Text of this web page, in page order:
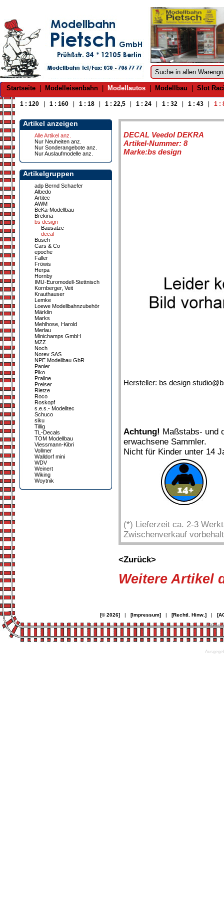
Startseite Modelleisenbahn Modellautos Modellbau Slot
1 : 120 1 : 160 1 : 18 1 : 22,5 1 : 24 1 : 32 1 : 43 1 :
Artikel anzeigen
Alle Artikel anz.
Nur Neuheiten anz.
Nur Sonderangebote anz.
Nur Auslaufmodelle anz.
Artikelgruppen
adp Bernd Schaefer
Albedo
Artitec
AWM
BeKa-Modellbau
Brekina
bs design
Bausätze
decal
Busch
Cars & Co
epoche
Faller
Fröwis
Herpa
Hornby
IMU-Euromodell-Stettnisch
Kornberger, Veit
Krauthauser
Lemke
Loewe Modellbahnzubehör
Märklin
Marks
Mehlhose, Harold
Merlau
Minichamps GmbH
MZZ
Noch
Norev SAS
NPE Modellbau GbR
Panier
Piko
Praline
Preiser
Rietze
Roco
Roskopf
s.e.s.- Modelltec
Schuco
siku
Tillig
TL-Decals
TOM Modellbau
Viessmann-Kibri
Vollmer
Walldorf mini
WDV
Weinert
Wiking
Woytnik
DECAL Veedol DEKRA
Artikel-Nummer: 8
Marke:bs design
Hersteller: bs design
Achtung! Maßstabs- und
erwachsene Sammler.
Nicht für Kinder unter 14
(*) Lieferzeit ca. 2-3
Zwischenverkauf
<Zurück>
Weitere Artikel
[© 2026]| [Impressum]| [Rechtl. Hinw.]|
©